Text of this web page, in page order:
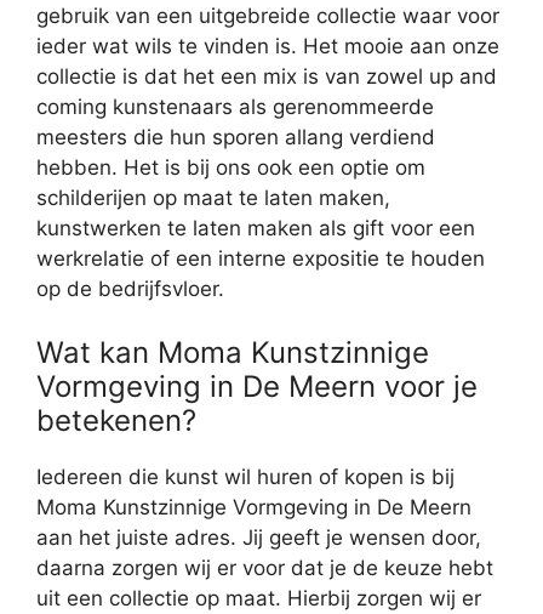
gebruik van een uitgebreide collectie waar voor
ieder wat wils te vinden is. Het mooie aan onze
collectie is dat het een mix is van zowel up and
coming kunstenaars als gerenommeerde
meesters die hun sporen allang verdiend
hebben. Het is bij ons ook een optie om
schilderijen op maat te laten maken,
kunstwerken te laten maken als gift voor een
werkrelatie of een interne expositie te houden
op de bedrijfsvloer.
Wat kan Moma Kunstzinnige
Vormgeving in De Meern voor je
betekenen?
Iedereen die kunst wil huren of kopen is bij
Moma Kunstzinnige Vormgeving in De Meern
aan het juiste adres. Jij geeft je wensen door,
daarna zorgen wij er voor dat je de keuze hebt
uit een collectie op maat. Hierbij zorgen wij er